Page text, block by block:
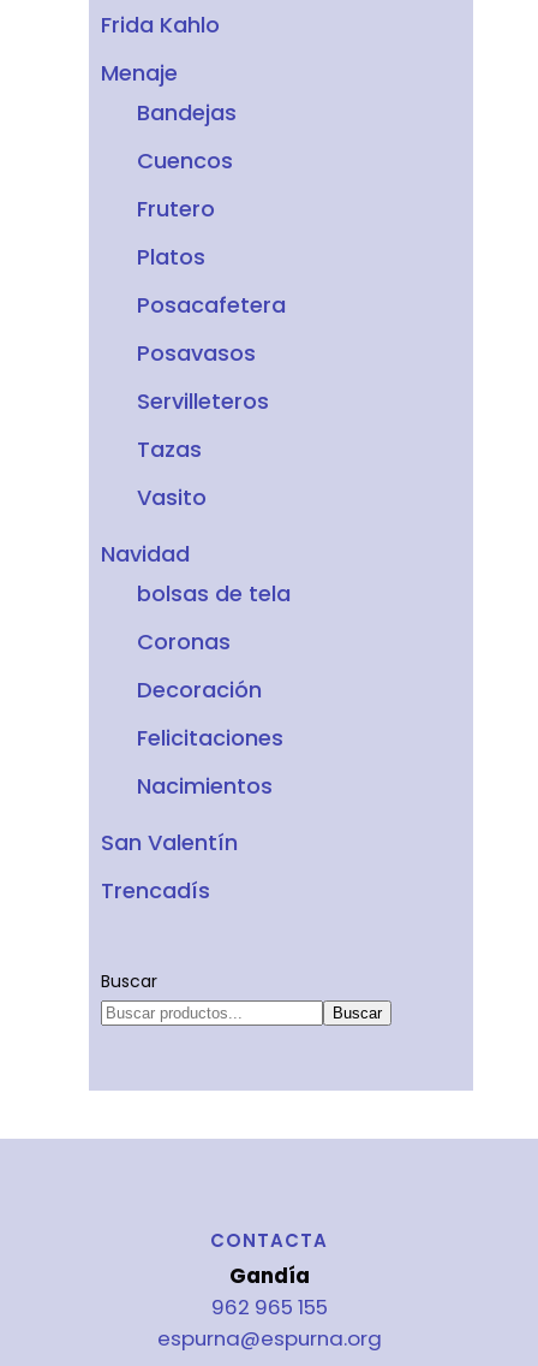
Frida Kahlo
Menaje
Bandejas
Cuencos
Frutero
Platos
Posacafetera
Posavasos
Servilleteros
Tazas
Vasito
Navidad
bolsas de tela
Coronas
Decoración
Felicitaciones
Nacimientos
San Valentín
Trencadís
Buscar
Buscar
CONTACTA
Gandía
962 965 155
espurna@espurna.org